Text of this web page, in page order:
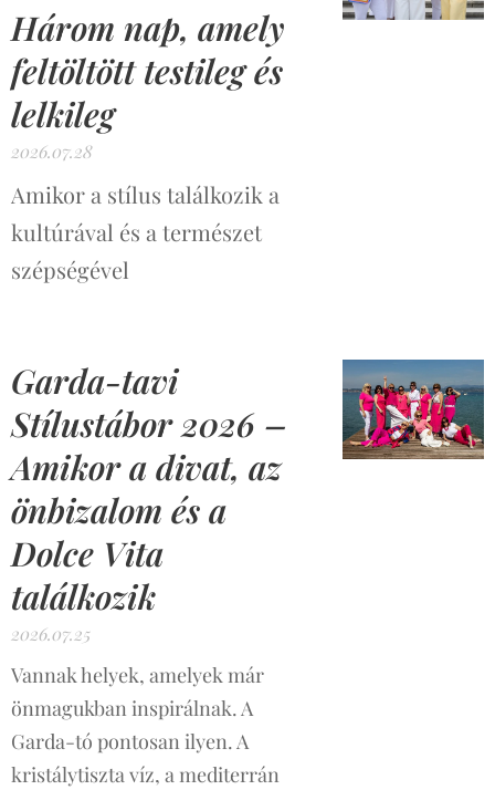
Három nap, amely
feltöltött testileg és
lelkileg
2026.07.28
Amikor a stílus találkozik a
kultúrával és a természet
szépségével
Garda-tavi
Stílustábor 2026 –
Amikor a divat, az
önbizalom és a
Dolce Vita
találkozik
2026.07.25
Vannak helyek, amelyek már
önmagukban inspirálnak. A
Garda-tó pontosan ilyen. A
kristálytiszta víz, a mediterrán